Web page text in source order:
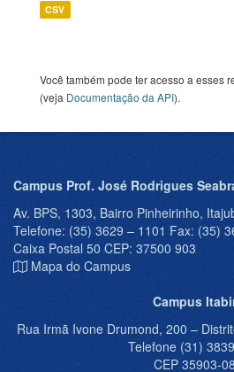
CSV
Você também pode ter acesso a esses
(veja Documentação da API).
Campus Prof. José Rodrigues
Av. BPS, 1303, Bairro Pinheirinho,
Telefone: (35) 3629 – 1101 Fax: (35)
Caixa Postal 50 CEP: 37500 903
Mapa do Campus
Campus
Rua Irmã Ivone Drumond, 200 –
Telefone (31)
CEP 35903-